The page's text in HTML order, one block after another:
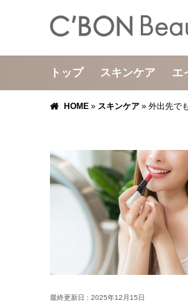
トップ スキンケア エ
HOME » スキンケア » 外出先で
最終更新日 : 2025年12月15日